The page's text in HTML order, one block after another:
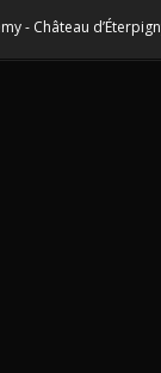
- Château